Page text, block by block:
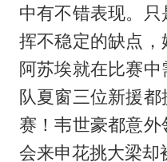
中有不错表现。
挥不稳定的缺点，
阿苏埃就在比赛
队夏窗三位新援
赛！韦世豪都意
会来申花挑大梁却